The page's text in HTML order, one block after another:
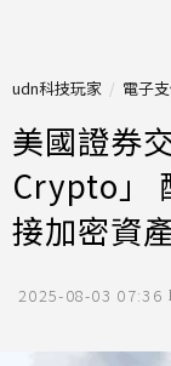
udn科技玩家 電子
美國證券
Crypto」
接加密資
2025-08-03 07:36